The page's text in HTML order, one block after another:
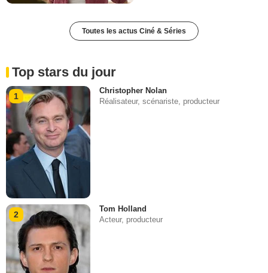
Toutes les actus Ciné & Séries
Top stars du jour
1
Christopher Nolan
Réalisateur, scénariste, producteur
2
Tom Holland
Acteur, producteur